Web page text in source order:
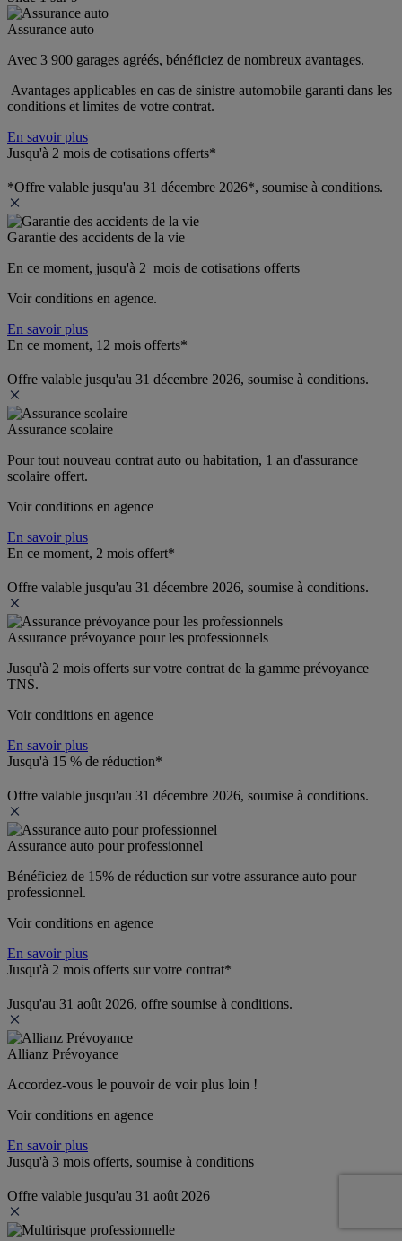
Assurance auto
Avec 3 900 garages agréés, bénéficiez de nombreux avantages.
Avantages applicables en cas de sinistre automobile garanti dans les
conditions et limites de votre contrat.
En savoir plus
Jusqu'à 2 mois de cotisations offerts*
*Offre valable jusqu'au 31 décembre 2026*, soumise à conditions.
Garantie des accidents de la vie
En ce moment, jusqu'à 2  mois de cotisations offerts
Voir conditions en agence.
En savoir plus
En ce moment, 12 mois offerts*
Offre valable jusqu'au 31 décembre 2026, soumise à conditions.
Assurance scolaire
Pour tout nouveau contrat auto ou habitation, 1 an d'assurance
scolaire offert.
Voir conditions en agence
En savoir plus
En ce moment, 2 mois offert*
Offre valable jusqu'au 31 décembre 2026, soumise à conditions.
Assurance prévoyance pour les professionnels
Jusqu'à 2 mois offerts sur votre contrat de la gamme prévoyance
TNS.
Voir conditions en agence
En savoir plus
Jusqu'à 15 % de réduction*
Offre valable jusqu'au 31 décembre 2026, soumise à conditions.
Assurance auto pour professionnel
Bénéficiez de 15% de réduction sur votre assurance auto pour
professionnel.
Voir conditions en agence
En savoir plus
Jusqu'à 2 mois offerts sur votre contrat*
Jusqu'au 31 août 2026, offre soumise à conditions.
Allianz Prévoyance
Accordez-vous le pouvoir de voir plus loin !
Voir conditions en agence
En savoir plus
Jusqu'à 3 mois offerts, soumise à conditions
Offre valable jusqu'au 31 août 2026